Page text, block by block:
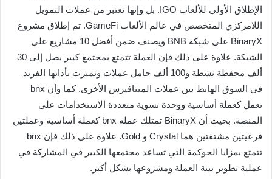
الإطلاق الأولي للألعاب IGO. بل وإنها تعتبر من عملات التمويل
اللامركزي المتخصص في عالم الألعاب GameFi. تم إطلاق مشروع
BinaryX على شبكة BNB ويصنف ضمن أفضل 10 مشاريع على
الشبكة. علاوة على ذلك فإن العملة تتمتع بمجتمع كبير يصل إلى 30
ألف محفظة نشطة و100 ألف حامل عملات وتميزت بأدائها الفريد
في السوق الهابط بين عملات الميتافيرس الأخرى. كما وأن bnx
تعمل كعملة أساسية ووحدة تسوية متعددة الاستخدامات على
المنصة. بحيث أن BinaryX تمتلك عملة bnx كعملة أساسية وعملتين
فرعيتين مشتقتين هما Crystal و Gold. علاوة على ذلك فإن bnx
تتمتع بمزايا الحوكمة التي تساعد مجتمعها الكبير في المشاركة في
عملية تطوير بيئة العملة ومشروعها بشكل أكبر.